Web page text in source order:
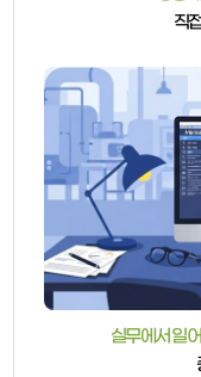
직
실무에서 일